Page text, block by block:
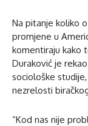
Na pitanje koliko
promjene u
komentiraju kako
Duraković je
sociološke
nezrelosti
“Kod nas nije